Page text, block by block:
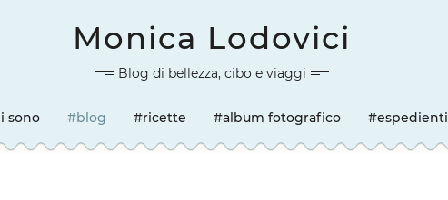
Monica Lodovici
Blog di bellezza, cibo e viaggi
sono #blog #ricette #album fotografico #espedienti